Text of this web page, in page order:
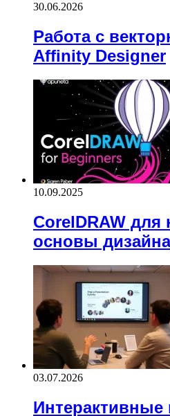
30.06.2026
Работа с
Affinity Designer
10.09.2025
CorelDRAW
основы дизайна
03.07.2026
Интерактивные